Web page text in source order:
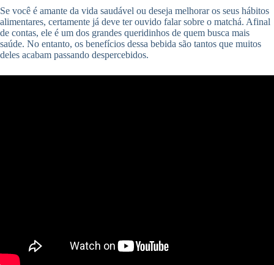
Se você é amante da vida saudável ou deseja melhorar os seus hábitos
alimentares, certamente já deve ter ouvido falar sobre o matchá. Afinal
de contas, ele é um dos grandes queridinhos de quem busca mais
saúde. No entanto, os benefícios dessa bebida são tantos que muitos
deles acabam passando despercebidos.